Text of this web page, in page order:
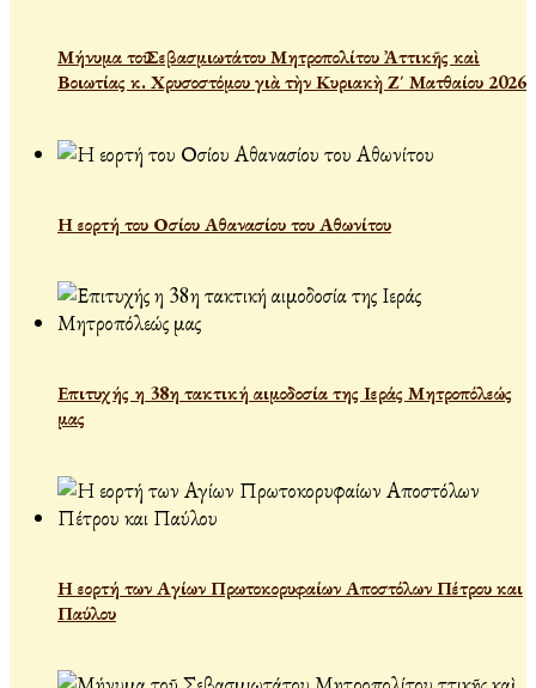
Μήνυμα τοῦ Σεβασμιωτάτου Μητροπολίτου Ἀττικῆς καὶ
Βοιωτίας κ. Χρυσοστόμου γιὰ τὴν Κυριακὴ Ζ΄ Ματθαίου 2026
Η εορτή του Οσίου Αθανασίου του Αθωνίτου
Επιτυχής η 38η τακτική αιμοδοσία της Ιεράς Μητροπόλεώς
μας
Η εορτή των Αγίων Πρωτοκορυφαίων Αποστόλων Πέτρου και
Παύλου